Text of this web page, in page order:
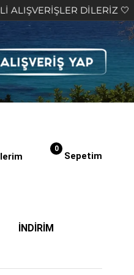
🤍 2.000₺
Sepetim
0
İNDİRİM